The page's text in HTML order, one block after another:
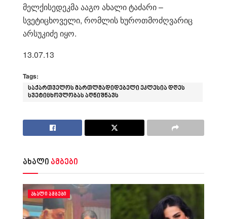
მელქისედეკმა ააგო ახალი ტაძარი –
სვეტიცხოველი, რომლის ხუროთმოძღვარიც
არსუკიძე იყო.
13.07.13
Tags:
საქართველოს მართლმადიდებელი ეკლესია დღეს
სვეტიცხოვლობას აღნიშნავს
ახალი ამბები
ᲐᲮᲐᲚᲘ ᲐᲛᲑᲔᲑᲘ